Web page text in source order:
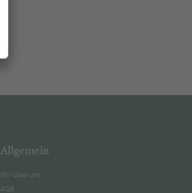
Allgemein
Wir über uns
AGB